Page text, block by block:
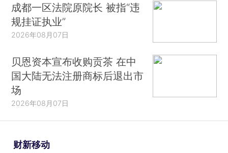
成都一区法院原院长 被指“违
规挂证执业”
2026年08月07日
贝恩资本宣布收购贡茶 在中
国大陆无法注册商标后退出市
场
2026年08月07日
财新移动